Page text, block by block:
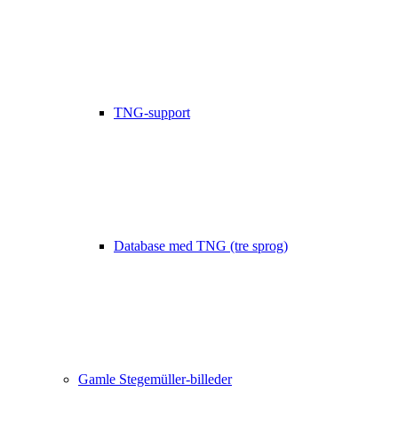
TNG-support
Database med TNG (tre sprog)
Gamle Stegemüller-billeder